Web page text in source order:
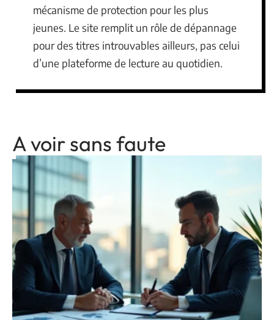
mécanisme de protection pour les plus
jeunes. Le site remplit un rôle de dépannage
pour des titres introuvables ailleurs, pas celui
d’une plateforme de lecture au quotidien.
A voir sans faute